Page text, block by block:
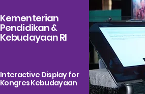
Kementerian
Pendidikan &
Kebudayaan RI
Interactive Display for
Kongres Kebudayaan